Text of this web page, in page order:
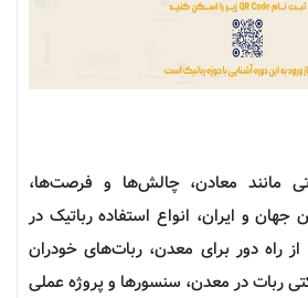
مانند معادن، چالش‌ها و فرصت‌ها،
جهان و ایران، انواع استفادهرباتیک در
راه دور برای معدن، ربات‌های خودران
ربات در معدن، سنسورها و پروژه عملی